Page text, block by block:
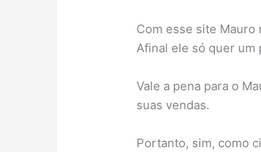
Com esse site Mauro
Afinal ele só quer um
Vale a pena para o
suas vendas.
Portanto, sim, como